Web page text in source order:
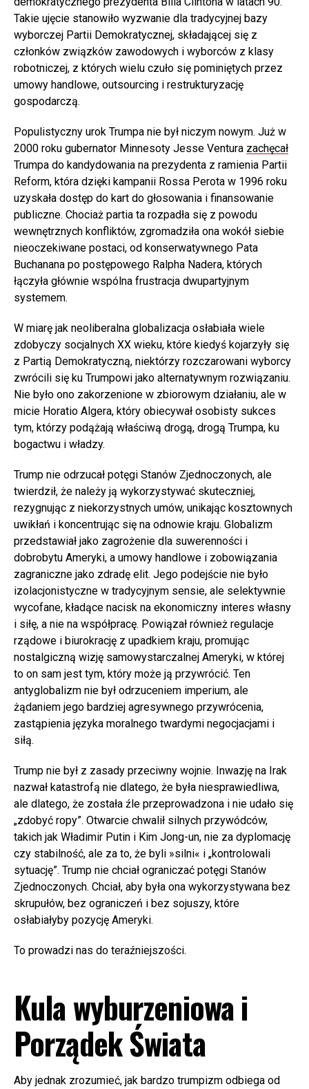
Takie ujęcie stanowiło wyzwanie dla tradycyjnej bazy
wyborczej Partii Demokratycznej, składającej się z
członków związków zawodowych i wyborców z klasy
robotniczej, z których wielu czuło się pominiętych przez
umowy handlowe, outsourcing i restrukturyzację
gospodarczą.
Populistyczny urok Trumpa nie był niczym nowym. Już w
2000 roku gubernator Minnesoty Jesse Ventura zachęcał
Trumpa do kandydowania na prezydenta z ramienia Partii
Reform, która dzięki kampanii Rossa Perota w 1996 roku
uzyskała dostęp do kart do głosowania i finansowanie
publiczne. Chociaż partia ta rozpadła się z powodu
wewnętrznych konfliktów, zgromadziła ona wokół siebie
nieoczekiwane postaci, od konserwatywnego Pata
Buchanana po postępowego Ralpha Nadera, których
łączyła głównie wspólna frustracja dwupartyjnym
systemem.
W miarę jak neoliberalna globalizacja osłabiała wiele
zdobyczy socjalnych XX wieku, które kiedyś kojarzyły się
z Partią Demokratyczną, niektórzy rozczarowani wyborcy
zwrócili się ku Trumpowi jako alternatywnym rozwiązaniu.
Nie było ono zakorzenione w zbiorowym działaniu, ale w
micie Horatio Algera, który obiecywał osobisty sukces
tym, którzy podążają właściwą drogą, drogą Trumpa, ku
bogactwu i władzy.
Trump nie odrzucał potęgi Stanów Zjednoczonych, ale
twierdził, że należy ją wykorzystywać skuteczniej,
rezygnując z niekorzystnych umów, unikając kosztownych
uwikłań i koncentrując się na odnowie kraju. Globalizm
przedstawiał jako zagrożenie dla suwerenności i
dobrobytu Ameryki, a umowy handlowe i zobowiązania
zagraniczne jako zdradę elit. Jego podejście nie było
izolacjonistyczne w tradycyjnym sensie, ale selektywnie
wycofane, kładące nacisk na ekonomiczny interes własny
i siłę, a nie na współpracę. Powiązał również regulacje
rządowe i biurokrację z upadkiem kraju, promując
nostalgiczną wizję samowystarczalnej Ameryki, w której
to on sam jest tym, który może ją przywrócić. Ten
antyglobalizm nie był odrzuceniem imperium, ale
żądaniem jego bardziej agresywnego przywrócenia,
zastąpienia języka moralnego twardymi negocjacjami i
siłą.
Trump nie był z zasady przeciwny wojnie. Inwazję na Irak
nazwał katastrofą nie dlatego, że była niesprawiedliwa,
ale dlatego, że została źle przeprowadzona i nie udało się
„zdobyć ropy”. Otwarcie chwalił silnych przywódców,
takich jak Władimir Putin i Kim Jong-un, nie za dyplomację
czy stabilność, ale za to, że byli »silni« i „kontrolowali
sytuację”. Trump nie chciał ograniczać potęgi Stanów
Zjednoczonych. Chciał, aby była ona wykorzystywana bez
skrupułów, bez ograniczeń i bez sojuszy, które
osłabiałyby pozycję Ameryki.
To prowadzi nas do teraźniejszości.
Kula wyburzeniowa i
Porządek Świata
Aby jednak zrozumieć, jak bardzo trumpizm odbiega od